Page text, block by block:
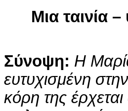
Μια ταινία
Σύνοψη: H
ευτυχισμένη
κόρη της